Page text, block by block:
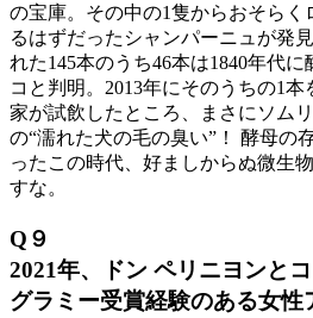
の宝庫。その中の1隻からおそら
るはずだったシャンパーニュが発
れた145本のうち46本は1840年代
コと判明。2013年にそのうちの1
家が試飲したところ、まさにソム
の“濡れた犬の毛の臭い”！ 酵母の
ったこの時代、好ましからぬ微生
すな。
Q９
2021年、ドン ペリニヨンと
グラミー受賞経験のある女性